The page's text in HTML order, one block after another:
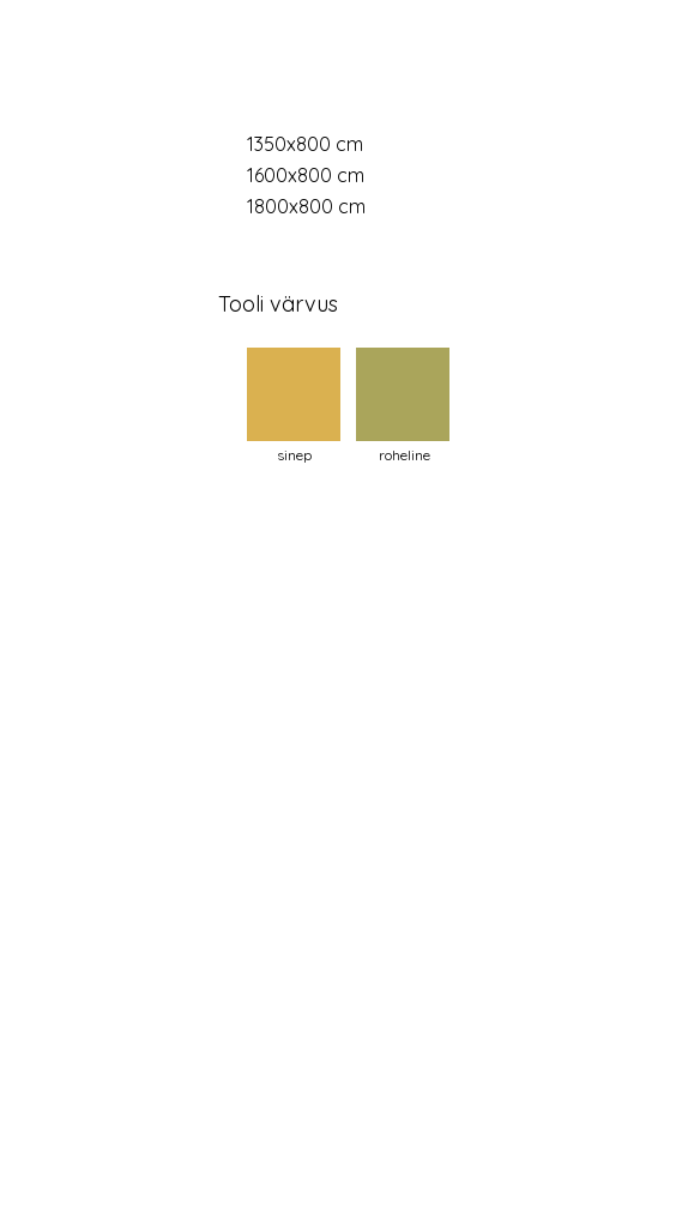
1350x800 cm
1600x800 cm
1800x800 cm
Tooli värvus
sinep roheline